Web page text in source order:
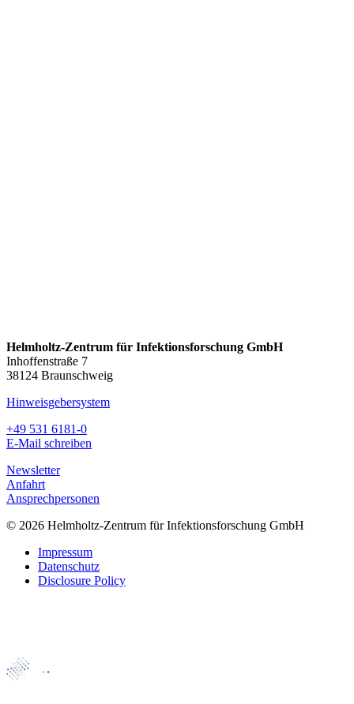
Helmholtz-Zentrum für Infektionsforschung GmbH
Inhoffenstraße 7
38124 Braunschweig
Hinweisgebersystem
+49 531 6181-0
E-Mail schreiben
Newsletter
Anfahrt
Ansprechpersonen
© 2026 Helmholtz-Zentrum für Infektionsforschung GmbH
Impressum
Datenschutz
Disclosure Policy